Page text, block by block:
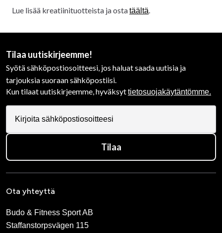
Lue lisää kreatiinituotteista ja ostatäältä
Tilaa uutiskirjeemme!
Syötä sähköpostiosoitteesi, jos haluat saada uutisia ja
tarjouksia suoraan sähköpostiisi.
Kun tilaat uutiskirjeemme, hyväksyttietosuojakäytäntömme.
Tilaa
Ota yhteyttä
Budo & Fitness Sport AB
Staffanstorpsvägen 115